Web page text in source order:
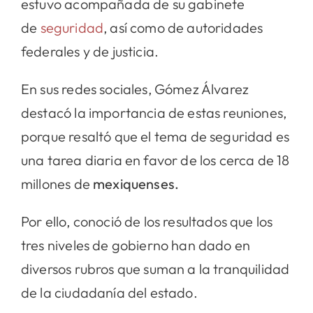
estuvo acompañada de su gabinete
de seguridad, así como de autoridades
federales y de justicia.
En sus redes sociales, Gómez Álvarez
destacó la importancia de estas reuniones,
porque resaltó que el tema de seguridad es
una tarea diaria en favor de los cerca de 18
millones de mexiquenses.
Por ello, conoció de los resultados que los
tres niveles de gobierno han dado en
diversos rubros que suman a la tranquilidad
de la ciudadanía del estado.